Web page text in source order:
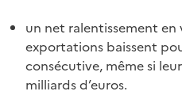
un net ralentissement en
exportations baissent
consécutive, même si
milliards d’euros.